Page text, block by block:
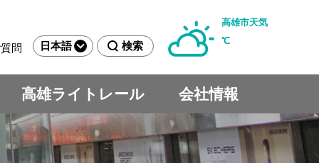
問 日本語 検索
高雄市天気
℃
高雄ライトレール 会社情報